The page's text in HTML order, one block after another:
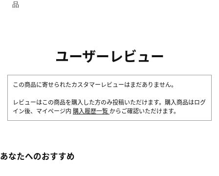
品
ユーザーレビュー
この商品に寄せられたカスタマーレビューはまだありません。
レビューはこの商品を購入した方のみ投稿いただけます。購入商品はログ
イン後、マイページ内 購入履歴一覧 からご確認いただけます。
あなたへのおすすめ